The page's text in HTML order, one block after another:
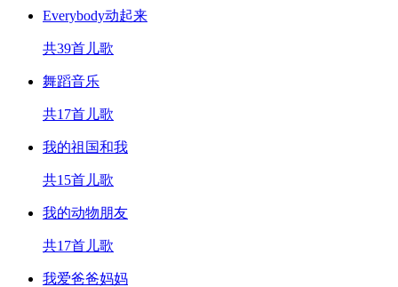
Everybody动起来
共39首儿歌
舞蹈音乐
共17首儿歌
我的祖国和我
共15首儿歌
我的动物朋友
共17首儿歌
我爱爸爸妈妈